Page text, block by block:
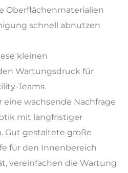
Oberflächenmaterialien
schnell abnutzen
kleinen
Wartungsdruck für
Teams.
eine wachsende Nachfrage
mit langfristiger
Gut gestaltete große
für den Innenbereich
vereinfachen die Wartung